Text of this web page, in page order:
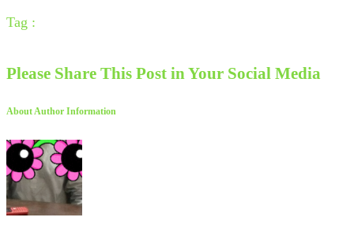
Tag :
Please Share This Post in Your Social Media
About Author Information